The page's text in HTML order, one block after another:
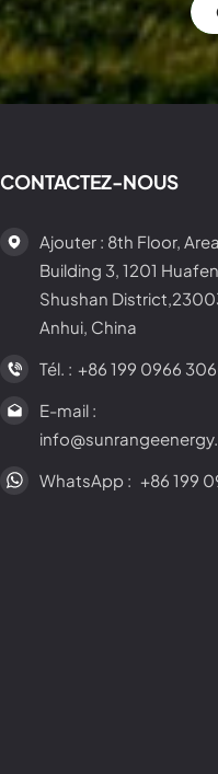
CONTACTEZ-NOUS
Ajouter : 8th Floor,
Building 3, 1201
Shushan
Anhui, China
Tél. : +86 199 0966
E-mail :
WhatsApp : +86 199